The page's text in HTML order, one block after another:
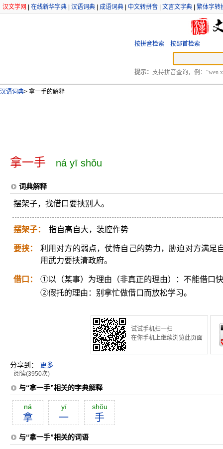
汉文学网 在线新华字典 汉语词典 成语词典 中文转拼音 文言文字典 繁体字转
按拼音检索 按部首检索
提示： 支持拼音查询，例：“wen
汉语词典> 拿一手的解释
拿一手 ná yī shǒu
词典解释
摆架子，找借口要挟别人。
摆架子： 指自高自大，装腔作势
要挟：
利用对方的弱点，仗恃自己的势力，胁迫对方满足
用武力要挟清政府。
借口：
①以（某事）为理由（非真正的理由）：不能借口
②假托的理由：别拿忙做借口而放松学习。
试试手机扫一扫
在你手机上继续浏览此页面
分享到： 更多
阅读(3950次)
与“拿一手”相关的字典解释
ná
拿
yī
一
shŏu
手
与“拿一手”相关的词语